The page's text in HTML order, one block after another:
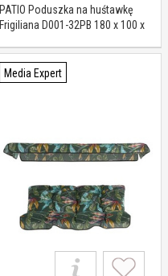
PATIO Poduszka na huśtawkę
Frigiliana D001-32PB 180 x 100 x
Media Expert